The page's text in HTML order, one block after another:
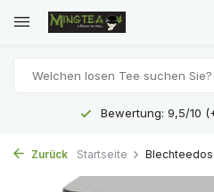
Bewertung: 9,5/10
Zurück Startseite